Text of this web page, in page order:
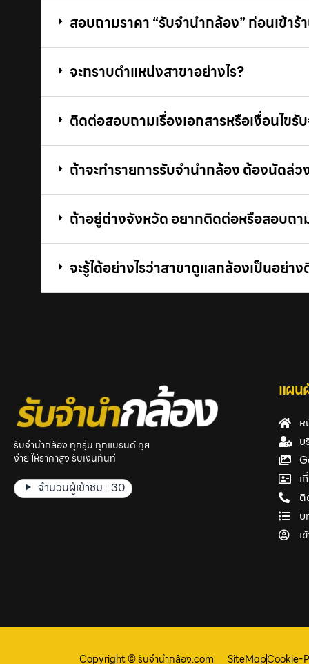
สอบถามราคา “รับจํานํากล้อง” ก่อนเข้าร้
จะทราบตำแหน่งสาขาอย่างไร?
ติดต่อสอบถามเรื่องเอกสารหรือเงื่อนไขรั
ถ้าจะทำรายการรับจํานํากล้อง ต้องนัดล่ว
ถ้าอยู่ต่างจังหวัด อยากติดต่อหรือสอบถา
จะรู้ได้อย่างไรว่าสาขาดูแลกล้องเป็นอย่าง
รับจำนำกล้อง ทุกรุ่น ทุกแบรนด์ คุย
ง่าย ให้ราคาสูง รับเงินทันที
จำนวนผู้เข้าชม : 30
แผน
ห
บ
เ
ติ
บ
เ
Copyright © รับจํานํากล้อง.com SiteMapCookie-